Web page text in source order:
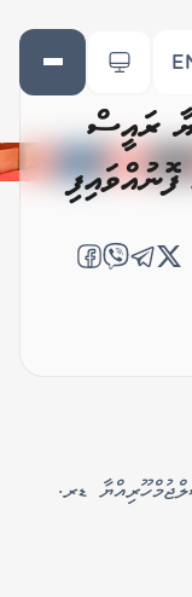
ރައީސް
ޑރ.